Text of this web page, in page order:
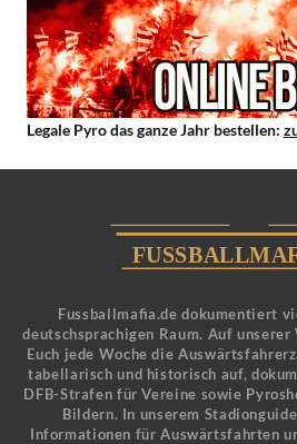
Legale Pyro das ganze Jahr bestellen:
Fussballmafia.de dokumentiert
deutschsprachigen Raum. Auf
Euch jede Woche die
tabellarisch und historisch auf,
DFB-Strafen für Vereine sowie
Bildern. In unserem
Informationen für Auswärtsfahrten